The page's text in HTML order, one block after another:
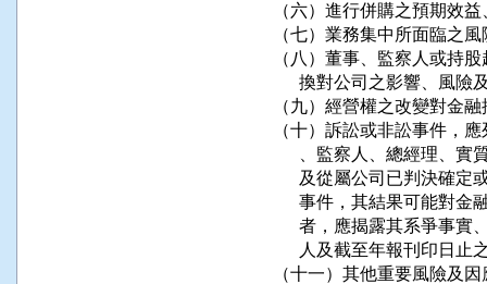
（六）進行併購之預期效
（七）業務集中所面臨之
（八）董事、監察人或持
換對公司之影響、風險
（九）經營權之改變對金
（十）訴訟或非訟事件，
、監察人、總經理、
及從屬公司已判決確
事件，其結果可能對
者，應揭露其系爭事
人及截至年報刊印日止
（十一）其他重要風險及